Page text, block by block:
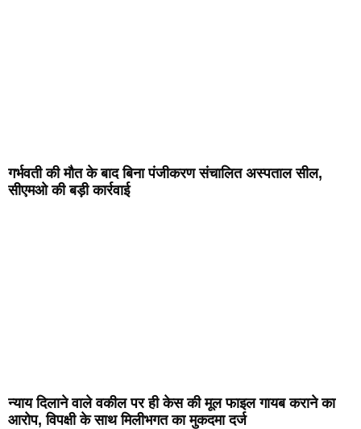
गर्भवती की मौत के बाद बिना पंजीकरण संचालित अस्पताल सील,
सीएमओ की बड़ी कार्रवाई
न्याय दिलाने वाले वकील पर ही केस की मूल फाइल गायब कराने का
आरोप, विपक्षी के साथ मिलीभगत का मुकदमा दर्ज